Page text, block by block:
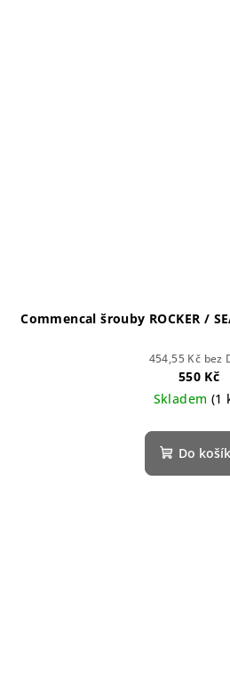
Commencal šrouby ROCKER /
454,55 Kč bez
550 Kč
Skladem (1
Do